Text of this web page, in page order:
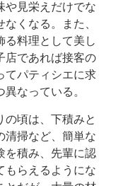
や見栄えだけでな
くなる。また、
る料理として美し
店であれば接客の
てパティシエに求
なっている。
頃は、下積みと
清掃など、簡単な
を積み、先輩に認
もらえるようにな